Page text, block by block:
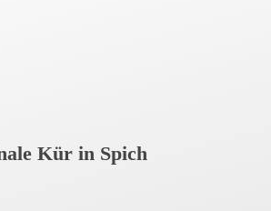
Kür in Spich